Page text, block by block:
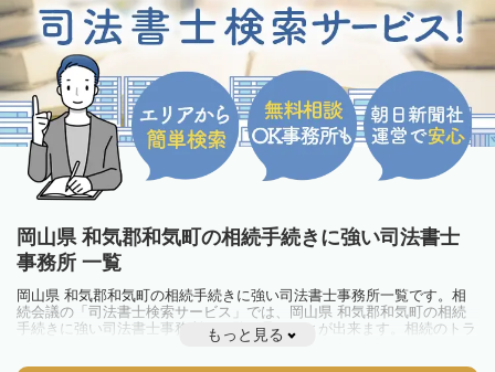
岡山県 和気郡和気町の相続手続きに強い司法書士
事務所 一覧
岡山県 和気郡和気町の相続手続きに強い司法書士事務所一覧です。相
続会議の「司法書士検索サービス」では、岡山県 和気郡和気町の相続
手続きに強い司法書士事務所を一覧で見ることが出来ます。相続のトラ
ブルやお悩みを抱えている方は一度近隣の司法書士に相談してみましょ
もっと見る